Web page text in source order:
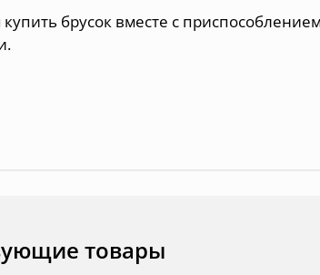
брусок вместе с
.
товары